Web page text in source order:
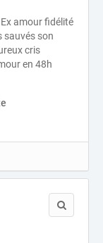
amour fidélité
sauvés son
cris
en 48h